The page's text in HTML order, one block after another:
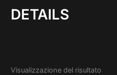
DETAILS
Visualizzazione del risultato